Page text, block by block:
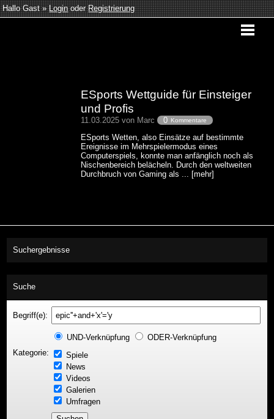
Hallo Gast »LoginoderRegistrierung
ESports Wettguide für Einsteiger
und Profis
11.03.2025 von Marc 0 Kommentare
ESports Wetten, also Einsätze auf bestimmte
Ereignisse im Mehrspielermodus eines
Computerspiels, konnte man anfänglich noch als
Nischenbereich belächeln. Durch den weltweiten
Durchbruch von Gaming als ... [mehr]
Suchergebnisse
Suche
Begriff(e):
UND-Verknüpfung
ODER-Verknüpfung
Kategorie:
Spiele
News
Videos
Galerien
Umfragen